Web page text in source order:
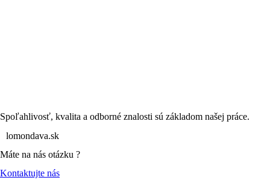
Spoľahlivosť, kvalita a odborné znalosti sú základom našej práce.
lomondava.sk
Máte na nás otázku ?
Kontaktujte nás